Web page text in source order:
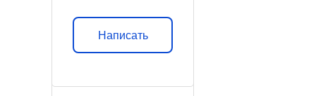
Написать